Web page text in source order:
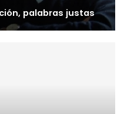
palabras justas